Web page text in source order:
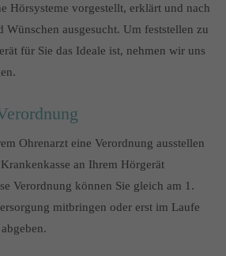
Hörsysteme vorgestellt, erklärt und nach
Wünschen ausgesucht. Um feststellen zu
für Sie das Ideale ist, nehmen wir uns
Ohrenarzt eine Verordnung ausstellen
an Ihrem Hörgerät
Verordnung können Sie gleich am 1.
mitbringen oder erst im Laufe